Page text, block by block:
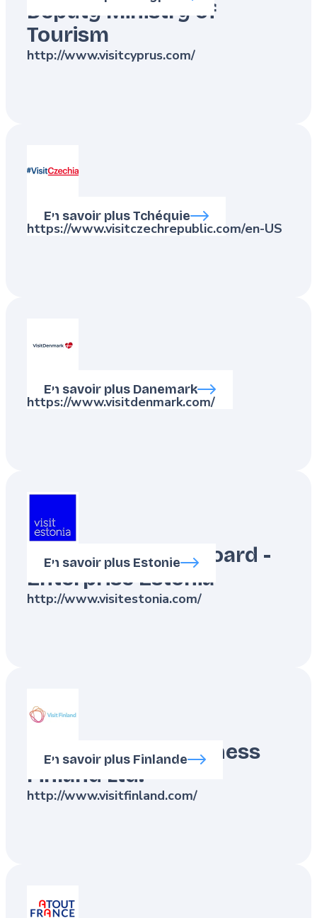
Deputy Ministry of
Tourism
http://www.visitcyprus.com/
Visit Czechia
https://www.visitczechrepublic.com/en-US
En savoir plus Tchéquie
VisitDenmark
https://www.visitdenmark.com/
En savoir plus Danemark
Estonian Tourist Board -
Enterprise Estonia
http://www.visitestonia.com/
En savoir plus Estonie
Visit Finland - Business
Finland Ltd.
http://www.visitfinland.com/
En savoir plus Finlande